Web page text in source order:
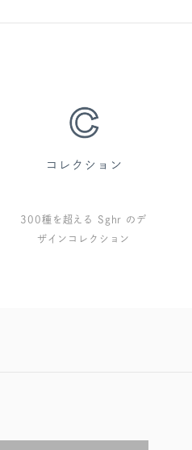
300種を超える Sghr のデ
ザインコレクション